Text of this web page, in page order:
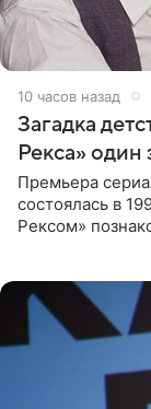
10 часов назад
Загадка
Рекса» один
Премьера
состоялась в
Рексом»